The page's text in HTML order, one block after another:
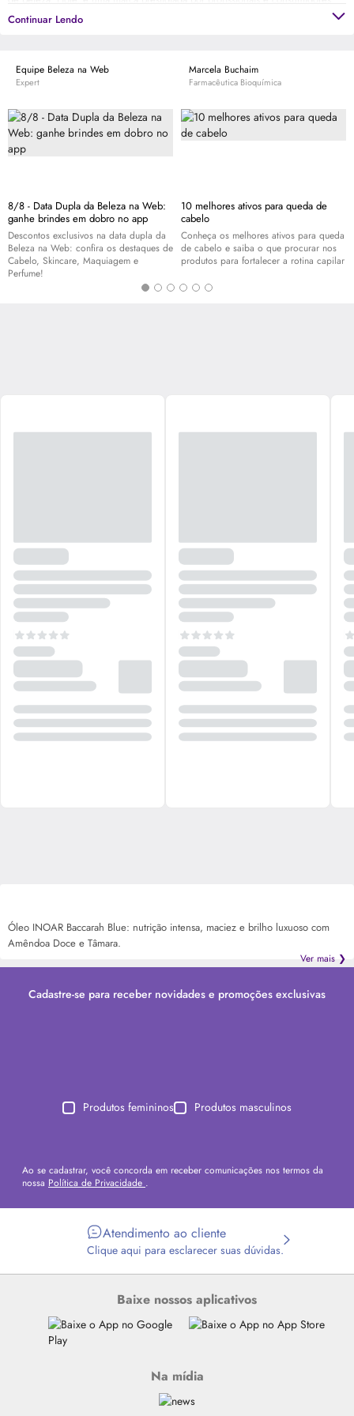
em todo o Brasil. E possui uma linha completa de cuidados e tratamentos para
Continuar Lendo
Equipe Beleza na Web
Expert
8/8 - Data Dupla da Beleza na Web:
ganhe brindes em dobro no app
Descontos exclusivos na data dupla da
Beleza na Web: confira os destaques de
Cabelo, Skincare, Maquiagem e
Perfume!
Marcela Buchaim
Farmacêutica Bioquímica
10 melhores ativos para queda de
cabelo
Conheça os melhores ativos para queda
de cabelo e saiba o que procurar nos
produtos para fortalecer a rotina capilar
Óleo INOAR Baccarah Blue: nutrição intensa, maciez e brilho luxuoso com
Amêndoa Doce e Tâmara.
Ver mais ❯
Cadastre-se para receber novidades e promoções exclusivas
Produtos femininos Produtos masculinos
Ao se cadastrar, você concorda em receber comunicações nos termos da
nossa Política de Privacidade .
Atendimento ao cliente
Clique aqui para esclarecer suas dúvidas.
Baixe nossos aplicativos
Na mídia